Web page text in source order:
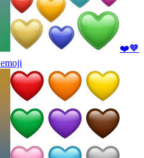
❤️🧡
emoji